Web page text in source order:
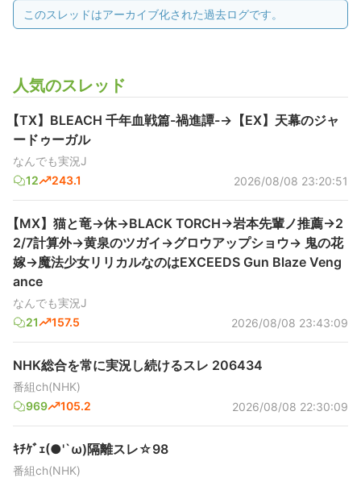
このスレッドはアーカイブ化された過去ログです。
人気のスレッド
【TX】BLEACH 千年血戦篇-禍進譚-→【EX】天幕のジャ
ードゥーガル
なんでも実況J
12
243.1 2026/08/08 23:20:51
【MX】猫と竜→休→BLACK TORCH→岩本先輩ノ推薦→2
2/7計算外→黄泉のツガイ→グロウアップショウ→ 鬼の花
嫁→魔法少女リリカルなのはEXCEEDS Gun Blaze Veng
ance
なんでも実況J
21
157.5 2026/08/08 23:43:09
NHK総合を常に実況し続けるスレ 206434
番組ch(NHK)
969
105.2 2026/08/08 22:30:09
ｷﾁｹﾞｪ(●'`ω)隔離スレ☆98
番組ch(NHK)